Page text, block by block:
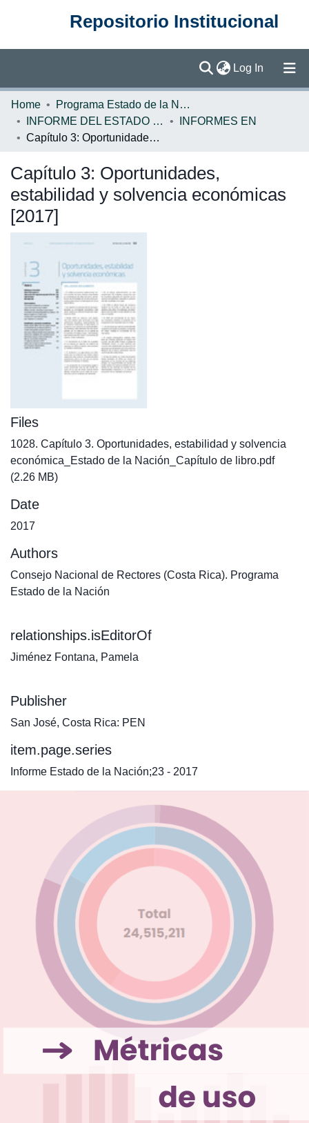
Repositorio Institucional
Log In (current)
Communities & Collections
Home
Programa Estado de la Nación (PEN)
INFORME DEL ESTADO DE LA NACION
INFORMES EN
Capítulo 3: Oportunidades, estabilidad y solvencia económicas [2017]
Capítulo 3: Oportunidades,
estabilidad y solvencia económicas
[2017]
Files
1028. Capítulo 3. Oportunidades, estabilidad y solvencia
económica_Estado de la Nación_Capítulo de libro.pdf
(2.26 MB)
Date
2017
Authors
Consejo Nacional de Rectores (Costa Rica). Programa
Estado de la Nación
relationships.isEditorOf
Jiménez Fontana, Pamela
Publisher
San José, Costa Rica: PEN
item.page.series
Informe Estado de la Nación;23 - 2017